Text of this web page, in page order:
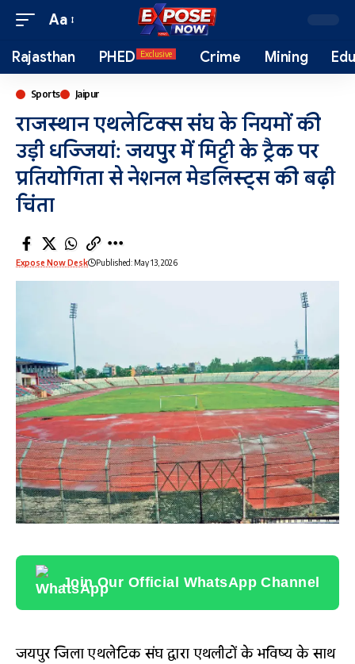
Aa
Rajasthan PHED Exclusive Crime Mining
Sports Jaipur
राजस्थान एथलेटिक्स संघ के नियमों की
उड़ी धज्जियां: जयपुर में मिट्टी के ट्रैक पर
प्रतियोगिता से नेशनल मेडलिस्ट्स की बढ़ी
चिंता
Expose Now Desk Published: May 13, 2026
Join Our Official WhatsApp Channel
जयपुर जिला एथलेटिक संघ द्वारा एथलीटों के भविष्य के साथ